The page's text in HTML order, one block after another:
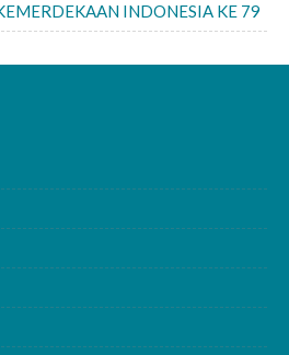
INDONESIA KE 79